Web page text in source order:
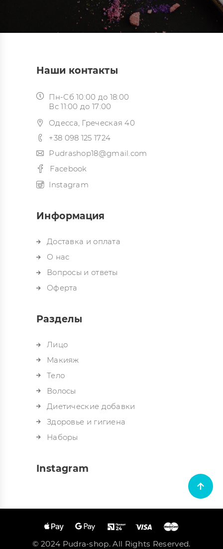
Наши контакты
Пн-Сб 10:00 до 18:00
Вс 11:00 до 17:00
Одесса, Греческая 40
+38 098 125 1724
Pudrashop18@gmail.com
Facebook
Instagram
Информация
Доставка и оплата
О нас
Вопросы и ответы
Оферта
Разделы
Лицо
Макияж
Тело
Волосы
Диетические добавки
Здоровье и гигиена
Наборы
Instagram
© 2024 Pudra-shop. All Rights Reserved.